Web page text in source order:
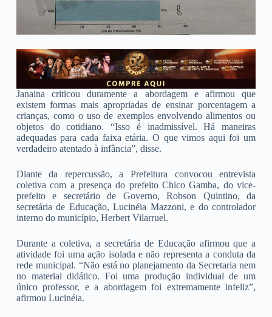
Janaina criticou duramente a abordagem e afirmou que
existem formas mais apropriadas de ensinar porcentagem a
crianças, como o uso de exemplos envolvendo alimentos ou
objetos do cotidiano. “Isso é inadmissível. Há maneiras
adequadas para cada faixa etária. O que vimos aqui foi um
verdadeiro atentado à infância”, disse.
Diante da repercussão, a Prefeitura convocou entrevista
coletiva com a presença do prefeito Chico Gamba, do vice-
prefeito e secretário de Governo, Robson Quintino, da
secretária de Educação, Lucinéia Mazzoni, e do controlador
interno do município, Herbert Vilarruel.
Durante a coletiva, a secretária de Educação afirmou que a
atividade foi uma ação isolada e não representa a conduta da
rede municipal. “Não está no planejamento da Secretaria nem
no material didático. Foi uma produção individual de um
único professor, e a abordagem foi extremamente infeliz”,
afirmou Lucinéia.